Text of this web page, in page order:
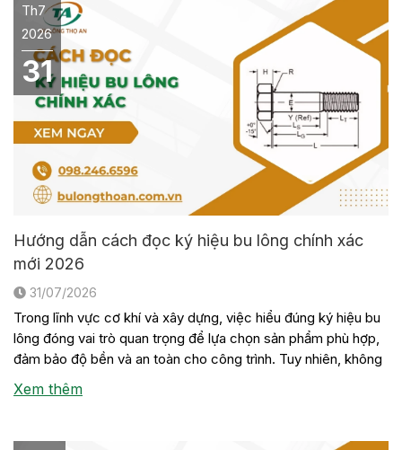
Th7
2026
31
Hướng dẫn cách đọc ký hiệu bu lông chính xác
mới 2026
31/07/2026
Trong lĩnh vực cơ khí và xây dựng, việc hiểu đúng ký hiệu bu
lông đóng vai trò quan trọng để lựa chọn sản phẩm phù hợp,
đảm bảo độ bền và an toàn cho công trình. Tuy nhiên, không
phải ai cũng nắm rõ ý nghĩa của các con số, chữ cái hay tiêu
[…]
Xem thêm